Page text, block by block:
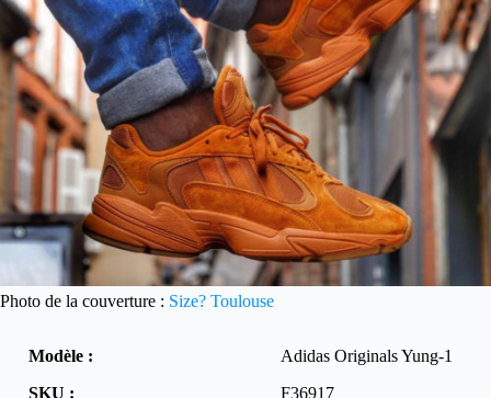
Photo de la couverture : Size? Toulouse
Modèle :
Adidas Originals Yung-1
SKU :
F36917